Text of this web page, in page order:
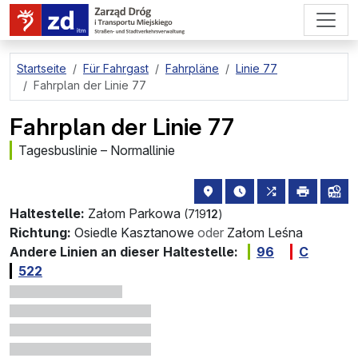
zum Hauptinhalt springen
Startseite Für Fahrgast Fahrpläne
Linie 77
Fahrplan der Linie 77
Fahrplan der Linie 77
Tagesbuslinie – Normallinie
Haltestelle: Załom Parkowa (71912)
Haltestellenstandort auf
die nächsten
alle Linien,
drucken
Richtung: Osiedle Kasztanowe oder Załom Leśna
Andere Linien an dieser Haltestelle:
96
C
522